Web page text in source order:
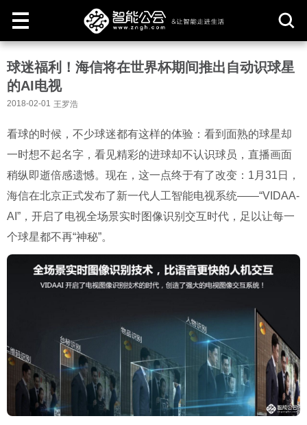
球迷福利！海信将在世界杯期间推出自动识球星
的AI电视
2018-02-01 王罗浩
看球的时候，不少球迷都有这样的体验：看到面熟的球星却
一时想不起名字，看见精彩的进球却不认识球员，直播画面
稍纵即逝倍感遗憾。现在，这一点终于有了改变：1月31日，
海信在北京正式发布了新一代人工智能电视系统——“VIDAA-
AI”，开启了电视全场景实时图像识别交互时代，足以让每一
个球星都不再“神秘”。